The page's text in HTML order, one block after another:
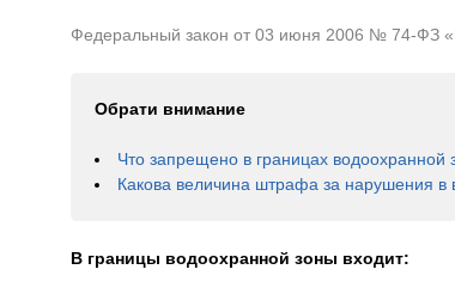
Федеральный закон от 03 июня 2006 № 74-ФЗ
Обрати внимание
Что запрещено в границах водоохранной
Какова величина штрафа за нарушения в
В границы водоохранной зоны входит: